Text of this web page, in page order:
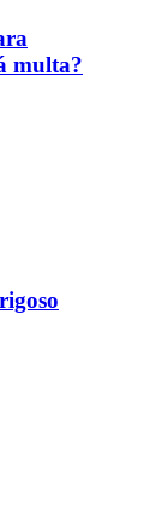
multa?